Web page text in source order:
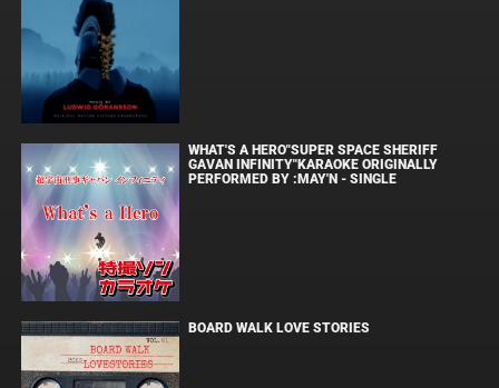
WHAT'S A HERO"SUPER SPACE SHERIFF
GAVAN INFINITY"KARAOKE ORIGINALLY
PERFORMED BY :MAY'N - SINGLE
BOARD WALK LOVE STORIES